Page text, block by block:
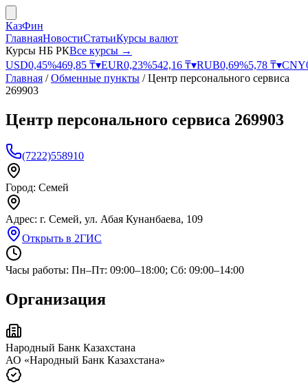
КазФин
ГлавнаяНовостиСтатьиКурсы валют
Курсы НБ РКВсе курсы →
USD0,45%469,85 ₸▾EUR0,23%542,16 ₸▾RUB0,69%5,78 ₸▾CNY
Главная /Обменные пункты /Центр персонального сервиса
269903
Центр персонального сервиса 269903
(7222)558910
Город: Семей
Адрес: г. Семей, ул. Абая Кунанбаева, 109
Открыть в 2ГИС
Часы работы: Пн–Пт: 09:00–18:00; Сб: 09:00–14:00
Организация
Народный Банк Казахстана
АО «Народный Банк Казахстана»